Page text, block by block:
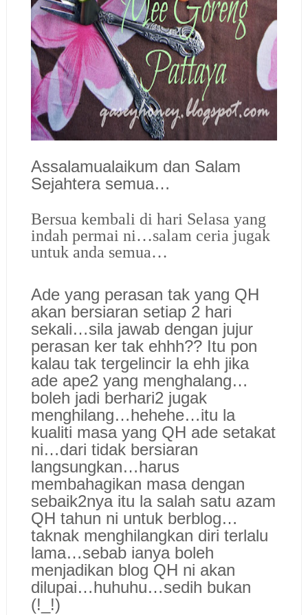
Assalamualaikum dan Salam
Sejahtera semua…
Bersua kembali di hari Selasa yang
indah permai ni…salam ceria jugak
untuk anda semua…
Ade yang perasan tak yang QH
akan bersiaran setiap 2 hari
sekali…sila jawab dengan jujur
perasan ker tak ehhh?? Itu pon
kalau tak tergelincir la ehh jika
ade ape2 yang menghalang…
boleh jadi berhari2 jugak
menghilang…hehehe…itu la
kualiti masa yang QH ade setakat
ni…dari tidak bersiaran
langsungkan…harus
membahagikan masa dengan
sebaik2nya itu la salah satu azam
QH tahun ni untuk berblog…
taknak menghilangkan diri terlalu
lama…sebab ianya boleh
menjadikan blog QH ni akan
dilupai…huhuhu…sedih bukan
(!_!)